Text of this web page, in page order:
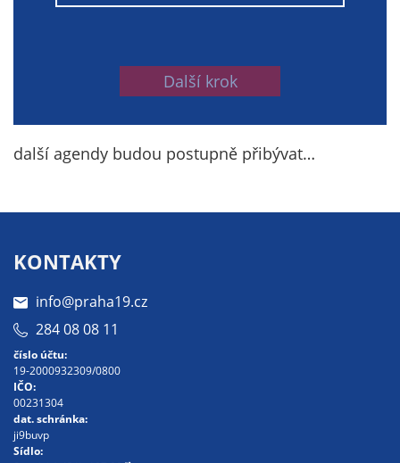
Další krok
další agendy budou postupně přibývat…
KONTAKTY
info@praha19.cz
284 08 08 11
číslo účtu:
19-2000932309/0800
IČO:
00231304
dat. schránka:
ji9buvp
Sídlo:
nebo reklamy jak
stránkách třetích
subjektů. Díky
založené na Vašich